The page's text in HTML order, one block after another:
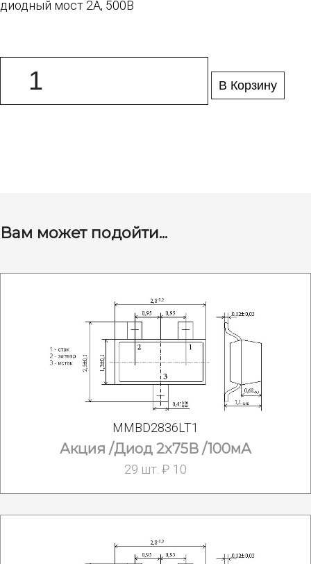
диодный мост 2А, 500В
В Корзину
Вам может подойти...
MMBD2836LT1
Акция /Диод 2х75В /100мА
29 шт. ₽ 10